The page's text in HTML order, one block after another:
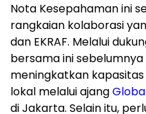
Nota Kesepahaman ini
rangkaian kolaborasi
dan EKRAF. Melalui
bersama ini
meningkatkan
lokal melalui ajang
di Jakarta. Selain itu,